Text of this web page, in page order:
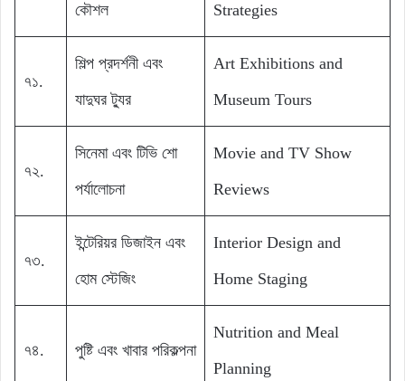
কৌশল
Strategies
৭১.
শিল্প প্রদর্শনী এবং
যাদুঘর ট্যুর
Art Exhibitions and
Museum Tours
৭২.
সিনেমা এবং টিভি শো
পর্যালোচনা
Movie and TV Show
Reviews
৭৩.
ইন্টেরিয়র ডিজাইন এবং
হোম স্টেজিং
Interior Design and
Home Staging
৭৪. পুষ্টি এবং খাবার পরিকল্পনা
Nutrition and Meal
Planning